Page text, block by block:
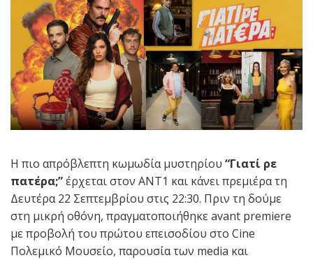
Η πιο απρόβλεπτη κωμωδία μυστηρίου “Γιατί ρε
πατέρα;”έρχεται στον ΑΝΤ1 και κάνει πρεμιέρα τη
Δευτέρα 22 Σεπτεμβρίου στις 22:30. Πριν τη δούμε
στη μικρή οθόνη, πραγματοποιήθηκε avant premiere
με προβολή του πρώτου επεισοδίου στο Cine
Πολεμικό Μουσείο, παρουσία των media και